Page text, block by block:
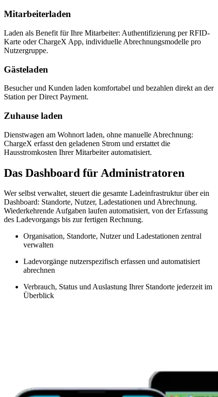
Mitarbeiterladen
Laden als Benefit für Ihre Mitarbeiter: Authentifizierung per RFID-
Karte oder ChargeX App, individuelle Abrechnungsmodelle pro
Nutzergruppe.
Gästeladen
Besucher und Kunden laden komfortabel und bezahlen direkt an der
Station per Direct Payment.
Zuhause laden
Dienstwagen am Wohnort laden, ohne manuelle Abrechnung:
ChargeX erfasst den geladenen Strom und erstattet die
Hausstromkosten Ihrer Mitarbeiter automatisiert.
Das Dashboard für Administratoren
Wer selbst verwaltet, steuert die gesamte Ladeinfrastruktur über ein
Dashboard: Standorte, Nutzer, Ladestationen und Abrechnung.
Wiederkehrende Aufgaben laufen automatisiert, von der Erfassung
des Ladevorgangs bis zur fertigen Rechnung.
Organisation, Standorte, Nutzer und Ladestationen zentral
verwalten
Ladevorgänge nutzerspezifisch erfassen und automatisiert
abrechnen
Verbrauch, Status und Auslastung Ihrer Standorte jederzeit im
Überblick